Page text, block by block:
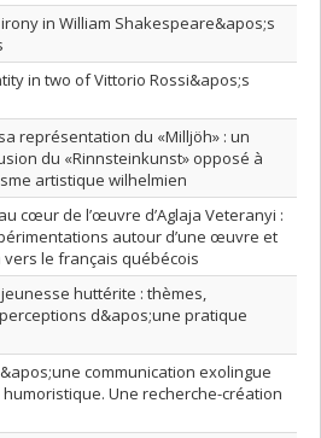
in William Shakespeare&apos;s
in two of Vittorio Rossi&apos;s
représentation du «Milljöh» : un
du «Rinnsteinkunst» opposé à
artistique wilhelmien
cœur de l’œuvre d’Aglaja Veteranyi :
autour d’une œuvre et
le français québécois
huttérite : thèmes,
d&apos;une pratique
communication exolingue
Une recherche-création